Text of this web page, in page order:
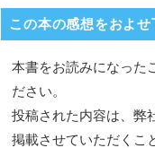
この本の感想をおよせ
本書をお読みになった
ださい。
投稿された内容は、弊
掲載させていただくこ